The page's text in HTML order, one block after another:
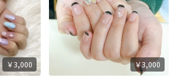
￥3,000 ￥3,000